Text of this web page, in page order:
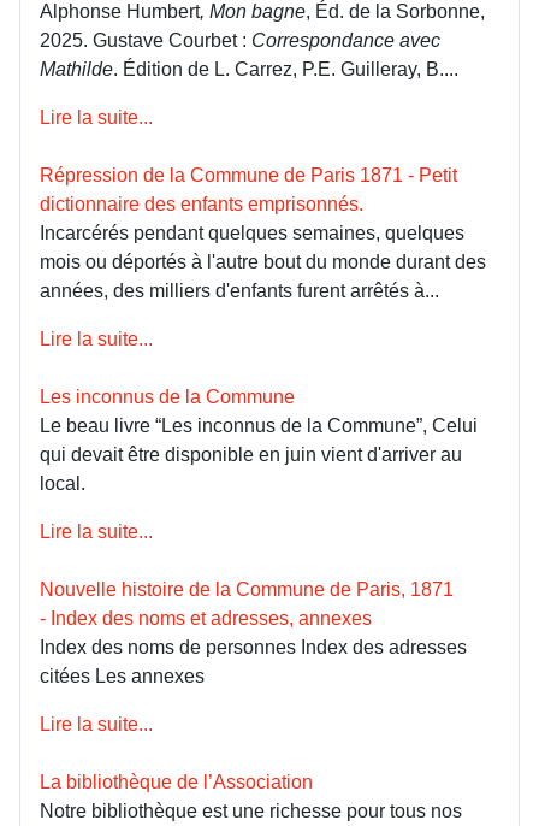
Alphonse Humbert, Mon bagne, Éd. de la Sorbonne,
2025. Gustave Courbet : Correspondance avec
Mathilde. Édition de L. Carrez, P.E. Guilleray, B....
Lire la suite...
Répression de la Commune de Paris 1871 - Petit
dictionnaire des enfants emprisonnés.
Incarcérés pendant quelques semaines, quelques
mois ou déportés à l'autre bout du monde durant des
années, des milliers d'enfants furent arrêtés à...
Lire la suite...
Les inconnus de la Commune
Le beau livre “Les inconnus de la Commune”, Celui
qui devait être disponible en juin vient d'arriver au
local.
Lire la suite...
Nouvelle histoire de la Commune de Paris, 1871
- Index des noms et adresses, annexes
Index des noms de personnes Index des adresses
citées Les annexes
Lire la suite...
La bibliothèque de l’Association
Notre bibliothèque est une richesse pour tous nos